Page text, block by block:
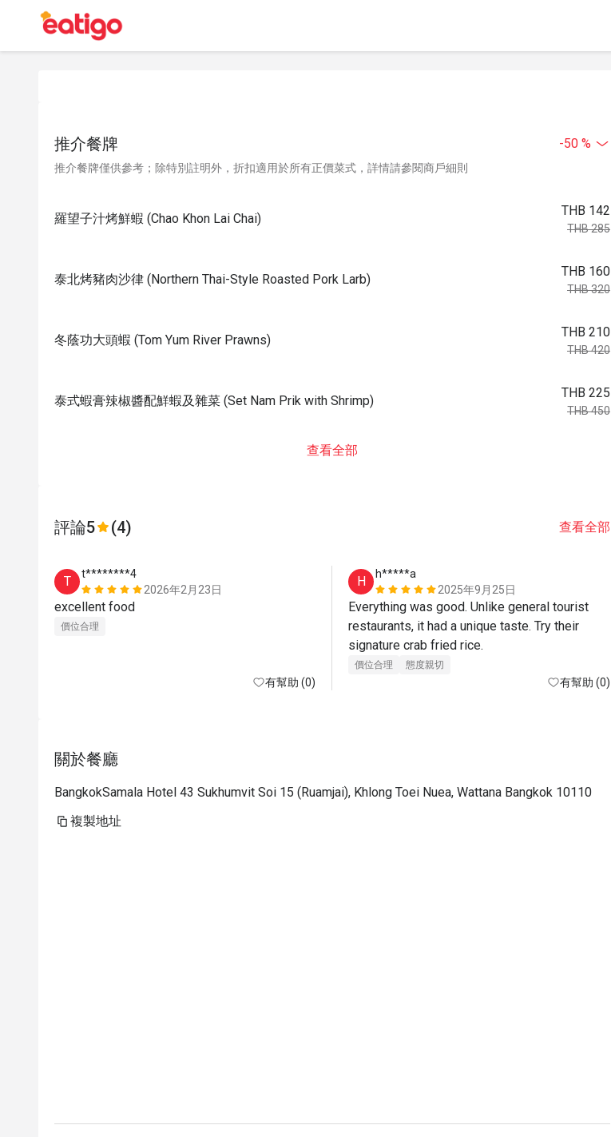
推介餐牌 -50 %
推介餐牌僅供參考；除特別註明外，折扣適用於所有正價菜式，詳情請參閱商戶細則
羅望子汁烤鮮蝦 (Chao Khon Lai Chai)
THB 142
THB 285
泰北烤豬肉沙律 (Northern Thai-Style Roasted Pork Larb)
THB 160
THB 320
冬蔭功大頭蝦 (Tom Yum River Prawns)
THB 210
THB 420
泰式蝦膏辣椒醬配鮮蝦及雜菜 (Set Nam Prik with Shrimp)
THB 225
THB 450
查看全部
評論5 (4) 查看全部
T
t********4
2026年2月23日
excellent food
價位合理
有幫助 (0)
H
h*****a
2025年9月25日
Everything was good. Unlike general tourist
restaurants, it had a unique taste. Try their
價位合理 態度親切
有幫助 (0)
關於餐廳
BangkokSamala Hotel 43 Sukhumvit Soi 15 (Ruamjai), Khlong Toei Nuea, Wattana Bangkok 10110
複製地址